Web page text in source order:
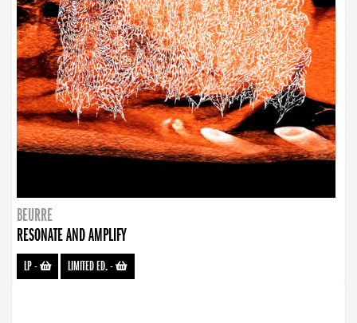
BEURRE
RESONATE AND AMPLIFY
LP- LIMITED ED.-